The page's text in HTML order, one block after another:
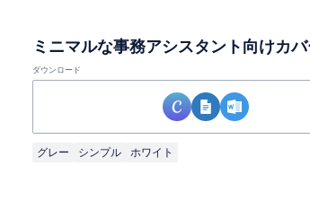
ダウンロード
グレー シンプル ホワイト